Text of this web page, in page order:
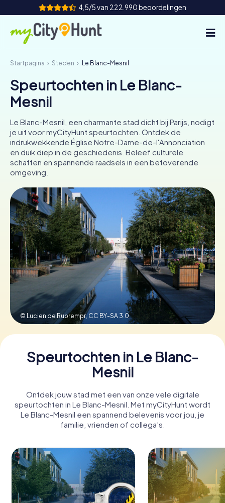
4,5/5 van 222.990 beoordelingen
Hoe het werkt
Steden
Teamevenement
Tickets
ES
FR UK
IE
IT
NL
Boek tickets
Koop cadeaubonnen
Startpagina Steden Le Blanc-Mesnil
Speurtochten in Le Blanc-
Mesnil
Le Blanc-Mesnil, een charmante stad dicht bij Parijs, nodigt
je uit voor myCityHunt speurtochten. Ontdek de
indrukwekkende Église Notre-Dame-de-l'Annonciation
en duik diep in de geschiedenis. Beleef culturele
schatten en spannende raadsels in een betoverende
omgeving.
© Lucien de Rubrempr, CC BY-SA 3.0
Speurtochten in Le Blanc-
Mesnil
Ontdek jouw stad met een van onze vele digitale
speurtochten in Le Blanc-Mesnil. Met myCityHunt wordt
Le Blanc-Mesnil een spannend belevenis voor jou, je
familie, vrienden of collega’s.